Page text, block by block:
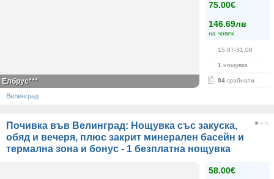
75.00€
146.69лв
на човек
15.07-31.08
1 нощувка
84 грабнати
Елбрус***
Велинград
Почивка във Велинград: Нощувка със закуска,
обяд и вечеря, плюс закрит минерален басейн и
термална зона и бонус - 1 безплатна нощувка
58.00€